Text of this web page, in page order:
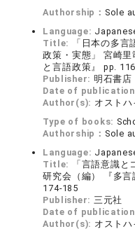
Authorship： Sole
Language:
Title:
「日本の多
政策・実態」 宮崎
と言語政策』 pp.
Publisher: 明石書店
Date of
Author(s): オスト
Type of books:
Authorship： Sole
Language:
Title:
「言語意識
研究会（編） 『多
174-185
Publisher: 三元社
Date of
Author(s): オスト